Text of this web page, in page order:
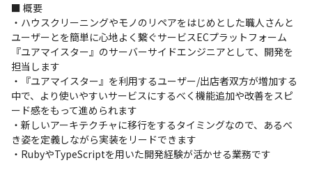
■ 概要
・ハウスクリーニングやモノのリペアをはじめとした職人さんと
ユーザーとを簡単に心地よく繋ぐサービスECプラットフォーム
『ユアマイスター』のサーバーサイドエンジニアとして、開発を
担当します
・『ユアマイスター』を利用するユーザー/出店者双方が増加する
中で、より使いやすいサービスにするべく機能追加や改善をスピ
ード感をもって進められます
・新しいアーキテクチャに移行をするタイミングなので、あるべ
き姿を定義しながら実装をリードできます
・RubyやTypeScriptを用いた開発経験が活かせる業務です